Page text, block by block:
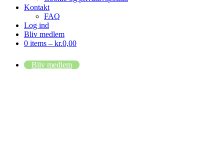
Kontakt
FAQ
Log ind
Bliv medlem
0 items – kr.0,00
Bliv medlem